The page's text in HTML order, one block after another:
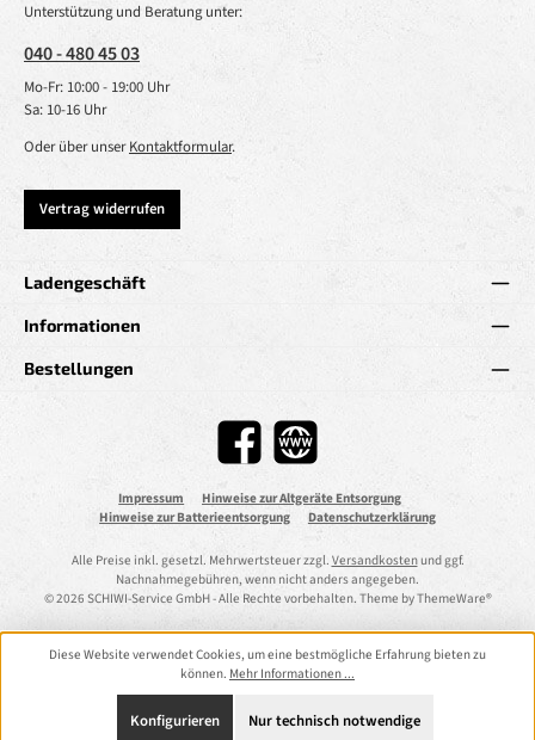
Unterstützung und Beratung unter:
040 - 480 45 03
Mo-Fr: 10:00 - 19:00 Uhr
Sa: 10-16 Uhr
Oder über unserKontaktformular.
Vertrag widerrufen
Ladengeschäft
Informationen
Bestellungen
Facebook Website
Impressum
Hinweise zur Altgeräte Entsorgung
Hinweise zur Batterieentsorgung
Datenschutzerklärung
Alle Preise inkl. gesetzl. Mehrwertsteuer zzgl. Versandkostenund ggf.
Nachnahmegebühren, wenn nicht anders angegeben.
© 2026 SCHIWI-Service GmbH - Alle Rechte vorbehalten. Theme byThemeWare®
Diese Website verwendet Cookies, um eine bestmögliche Erfahrung bieten zu
können. Mehr Informationen ...
Nur technisch notwendige
Konfigurieren